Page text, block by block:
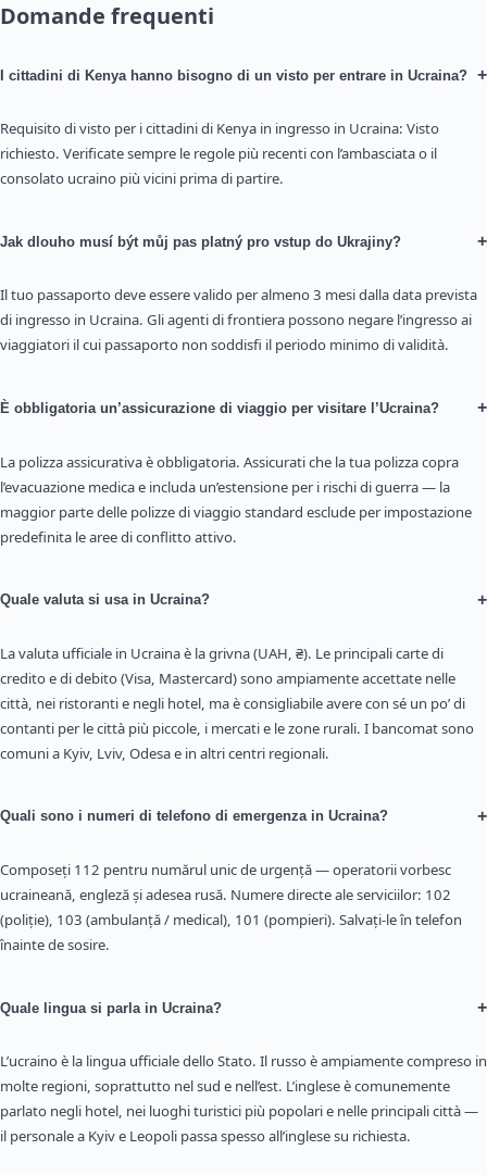
Domande frequenti
I cittadini di Kenya hanno bisogno di un visto per entrare in Ucraina? +
Requisito di visto per i cittadini di Kenya in ingresso in Ucraina: Visto
richiesto. Verificate sempre le regole più recenti con l’ambasciata o il
consolato ucraino più vicini prima di partire.
Jak dlouho musí být můj pas platný pro vstup do Ukrajiny? +
Il tuo passaporto deve essere valido per almeno 3 mesi dalla data prevista
di ingresso in Ucraina. Gli agenti di frontiera possono negare l’ingresso ai
viaggiatori il cui passaporto non soddisfi il periodo minimo di validità.
È obbligatoria un’assicurazione di viaggio per visitare l’Ucraina? +
La polizza assicurativa è obbligatoria. Assicurati che la tua polizza copra
l’evacuazione medica e includa un’estensione per i rischi di guerra — la
maggior parte delle polizze di viaggio standard esclude per impostazione
predefinita le aree di conflitto attivo.
Quale valuta si usa in Ucraina? +
La valuta ufficiale in Ucraina è la grivna (UAH, ₴). Le principali carte di
credito e di debito (Visa, Mastercard) sono ampiamente accettate nelle
città, nei ristoranti e negli hotel, ma è consigliabile avere con sé un po’ di
contanti per le città più piccole, i mercati e le zone rurali. I bancomat sono
comuni a Kyiv, Lviv, Odesa e in altri centri regionali.
Quali sono i numeri di telefono di emergenza in Ucraina? +
Composeți 112 pentru numărul unic de urgență — operatorii vorbesc
ucraineană, engleză și adesea rusă. Numere directe ale serviciilor: 102
(poliție), 103 (ambulanță / medical), 101 (pompieri). Salvați-le în telefon
înainte de sosire.
Quale lingua si parla in Ucraina? +
L’ucraino è la lingua ufficiale dello Stato. Il russo è ampiamente compreso in
molte regioni, soprattutto nel sud e nell’est. L’inglese è comunemente
parlato negli hotel, nei luoghi turistici più popolari e nelle principali città —
il personale a Kyiv e Leopoli passa spesso all’inglese su richiesta.